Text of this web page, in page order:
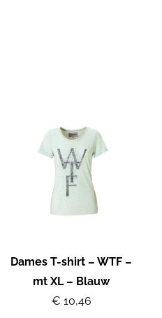
Dames T-shirt – WTF –
mt XL – Blauw
€ 10,46